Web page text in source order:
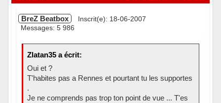
BreZ Beatbox
Inscrit(e): 18-06-2007
Messages: 5 986
Zlatan35 a écrit:
Oui et ?
T'habites pas a Rennes et pourtant tu les supportes
.
Je ne comprends pas trop ton point de vue ... T'es